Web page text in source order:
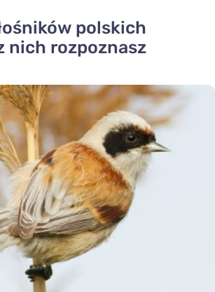
polskich
nich rozpoznasz